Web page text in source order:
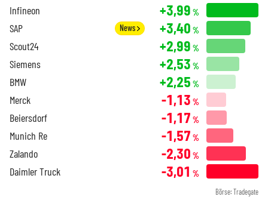
Infineon +3,99 %
SAP News +3,40 %
Scout24 +2,99 %
Siemens +2,53 %
BMW +2,25 %
Merck -1,13 %
Beiersdorf -1,17 %
Munich Re -1,57 %
Zalando -2,30 %
Daimler Truck -3,01 %
Börse: Tradegate